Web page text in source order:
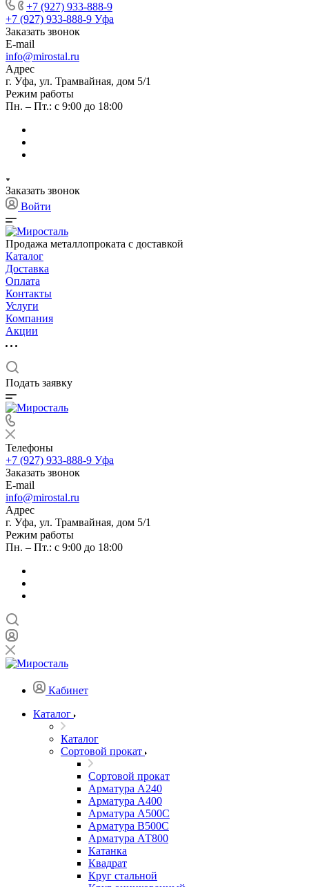
+7 (927) 933-888-9
+7 (927) 933-888-9 Уфа
Заказать звонок
E-mail
info@mirostal.ru
Адрес
г. Уфа, ул. Трамвайная, дом 5/1
Режим работы
Пн. – Пт.: с 9:00 до 18:00
Заказать звонок
Войти
Продажа металлопроката с доставкой
Каталог
Доставка
Оплата
Контакты
Услуги
Компания
Акции
Подать заявку
Телефоны
+7 (927) 933-888-9 Уфа
Заказать звонок
E-mail
info@mirostal.ru
Адрес
г. Уфа, ул. Трамвайная, дом 5/1
Режим работы
Пн. – Пт.: с 9:00 до 18:00
Кабинет
Каталог
Каталог
Сортовой прокат
Сортовой прокат
Арматура А240
Арматура А400
Арматура А500C
Арматура В500С
Арматура АТ800
Катанка
Квадрат
Круг стальной